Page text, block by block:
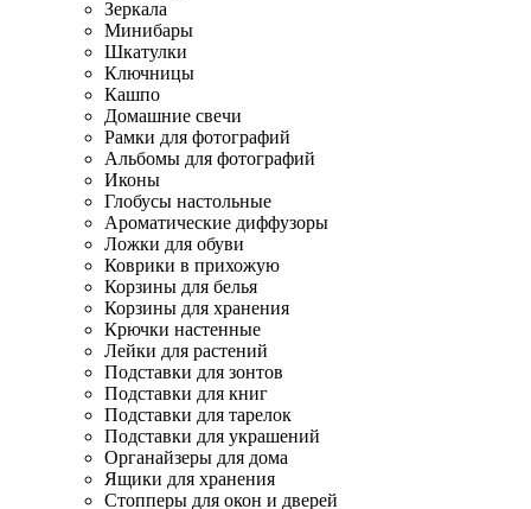
Зеркала
Минибары
Шкатулки
Ключницы
Кашпо
Домашние свечи
Рамки для фотографий
Альбомы для фотографий
Иконы
Глобусы настольные
Ароматические диффузоры
Ложки для обуви
Коврики в прихожую
Корзины для белья
Корзины для хранения
Крючки настенные
Лейки для растений
Подставки для зонтов
Подставки для книг
Подставки для тарелок
Подставки для украшений
Органайзеры для дома
Ящики для хранения
Стопперы для окон и дверей